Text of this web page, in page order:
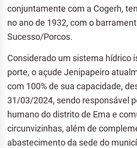
conjuntamente com a Cogerh,
no ano de 1932, com o
Sucesso/Porcos.
Considerado um sistema hídrico
porte, o açude Jenipapeiro
com 100% de sua capacidade,
31/03/2024, sendo responsável
humano do distrito de Ema e
circunvizinhas, além de
abastecimento da sede do